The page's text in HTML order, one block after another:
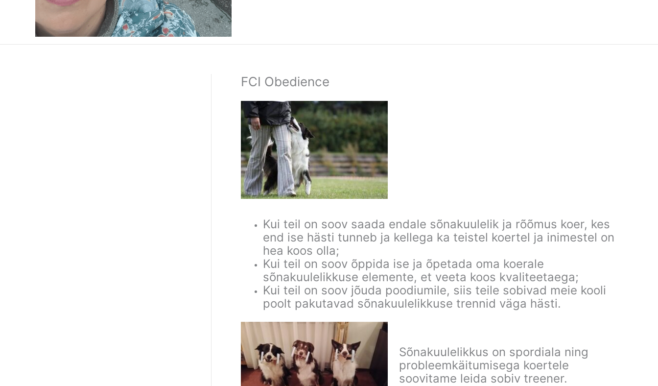
FCI Obedience
Kui teil on soov saada endale sõnakuulelik ja rõõmus koer, kes
end ise hästi tunneb ja kellega ka teistel koertel ja inimestel on
hea koos olla;
Kui teil on soov õppida ise ja õpetada oma koerale
sõnakuulelikkuse elemente, et veeta koos kvaliteetaega;
Kui teil on soov jõuda poodiumile, siis teile sobivad meie kooli
poolt pakutavad sõnakuulelikkuse trennid väga hästi.
Sõnakuulelikkus on spordiala ning
probleemkäitumisega koertele
soovitame leida sobiv treener.